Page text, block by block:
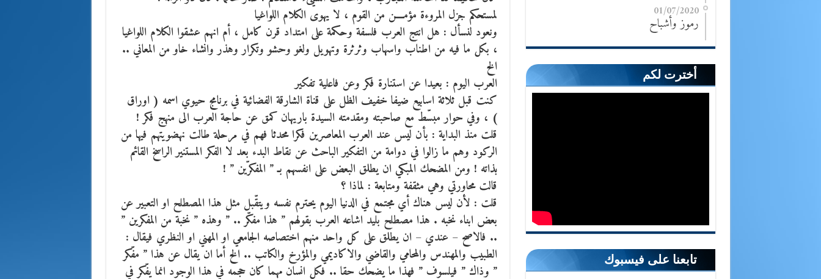
لمستحكم جزل المروءة مؤمــــن من القوم ، لا يهوى الكلام اللواغيا
ونعود لنسأل : هل انتج العرب فلسفة وحكمة على امتداد قرن كامل ، أم انهم عشقوا الكلام اللواغيا
، بكل ما فيه من اطناب واسهاب وثرثرة وتهويل ولغو وحشو وتكرار وهذر وانشاء خاو من المعاني ..
الخ
العرب اليوم : بعيدا عن استنارة فكر وعن فاعلية تفكير
كنت قبل ثلاثة اسابيع ضيفا خفيف الظل على قناة الشارقة الفضائية في برنامج حيوي اسمه ( اوراق
) ، وفي حوار مبسّط مع صاحبته ومقدمته السيدة باريهان كمق عن حاجة العرب الى منهج فكر !
قلت منذ البداية : بأن ليس عند العرب المعاصرين فكرا محدثا فهم في مرحلة طالت نهضويتهم فيها من
الركود وهم ما زالوا في دوامة من التفكير الباحث عن نقاط البدء بعد لا الفكر المستنير الراسخ القائم
بذاته ! ومن المضحك المبكي ان يطلق البعض على انفسهم بـ ” المفكرّين ” !
قالت محاورتي وهي مثقفة ومتابعة : لماذا ؟
قلت : لأن ليس هناك أي مجتمع في الدنيا اليوم يحترم نفسه ويتقّبل مثل هذا المصطلح او التعبير عن
بعض ابناء نخبه . هذا مصطلح بليد اشاعه العرب بقولهم ” هذا مفكّر .. ” وهذه ” نخبة من المفكرين ”
.. فالاصح – عندي – ان يطلق على كل واحد منهم اختصاصه الجامعي او المهني او النظري فيقال :
الطبيب والمهندس والمحامي والقاضي والاكاديمي والمؤرخ والكاتب .. الخ أما ان يقال عن هذا ” مفّكر
” وذاك ” فيلسوف ” فهذا ما يضحك حقا .. فكل انسان مهما كان حجمه في هذا الوجود انما يفّكر في
01/07/2020
رموز وأشباح
أخترت لكم
تابعنا على فيسبوك